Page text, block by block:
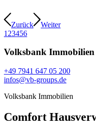
Zurück
Weiter
1 23456
Volksbank
+49 7941 647 05 200
infos@vb-groups.de
Volksbank Immobilien
Comfort